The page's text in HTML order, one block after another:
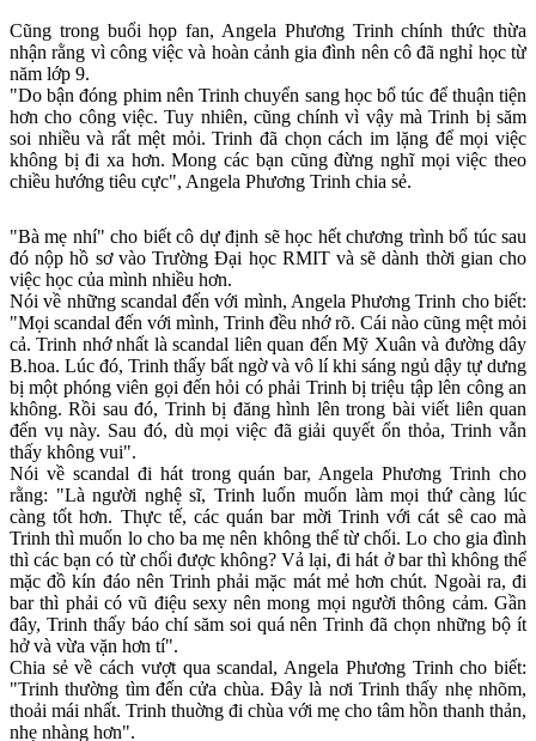
Cũng trong buổi họp fan, Angela Phương Trinh chính thức thừa
nhận rằng vì công việc và hoàn cảnh gia đình nên cô đã nghỉ học từ
năm lớp 9.
"Do bận đóng phim nên Trinh chuyển sang học bổ túc để thuận tiện
hơn cho công việc. Tuy nhiên, cũng chính vì vậy mà Trinh bị săm
soi nhiều và rất mệt mỏi. Trinh đã chọn cách im lặng để mọi việc
không bị đi xa hơn. Mong các bạn cũng đừng nghĩ mọi việc theo
chiều hướng tiêu cực", Angela Phương Trinh chia sẻ.
"Bà mẹ nhí" cho biết cô dự định sẽ học hết chương trình bổ túc sau
đó nộp hồ sơ vào Trường Đại học RMIT và sẽ dành thời gian cho
việc học của mình nhiều hơn.
Nói về những scandal đến với mình, Angela Phương Trinh cho biết:
"Mọi scandal đến với mình, Trinh đều nhớ rõ. Cái nào cũng mệt mỏi
cả. Trinh nhớ nhất là scandal liên quan đến Mỹ Xuân và đường dây
B.hoa. Lúc đó, Trinh thấy bất ngờ và vô lí khi sáng ngủ dậy tự dưng
bị một phóng viên gọi đến hỏi có phải Trinh bị triệu tập lên công an
không. Rồi sau đó, Trinh bị đăng hình lên trong bài viết liên quan
đến vụ này. Sau đó, dù mọi việc đã giải quyết ổn thỏa, Trinh vẫn
thấy không vui".
Nói về scandal đi hát trong quán bar, Angela Phương Trinh cho
rằng: "Là người nghệ sĩ, Trinh luốn muốn làm mọi thứ càng lúc
càng tốt hơn. Thực tế, các quán bar mời Trinh với cát sê cao mà
Trinh thì muốn lo cho ba mẹ nên không thể từ chối. Lo cho gia đình
thì các bạn có từ chối được không? Vả lại, đi hát ở bar thì không thể
mặc đồ kín đáo nên Trinh phải mặc mát mẻ hơn chút. Ngoài ra, đi
bar thì phải có vũ điệu se‌ּxy nên mong mọi người thông cảm. Gần
đây, Trinh thấy báo chí săm soi quá nên Trinh đã chọn những bộ ít
hở và vừa vặn hơn tí".
Chia sẻ về cách vượt qua scandal, Angela Phương Trinh cho biết:
"Trinh thường tìm đến cửa chùa. Đây là nơi Trinh thấy nhẹ nhõm,
thoải mái nhất. Trinh thuờng đi chùa với mẹ cho tâm hồn thanh thản,
nhẹ nhàng hơn".